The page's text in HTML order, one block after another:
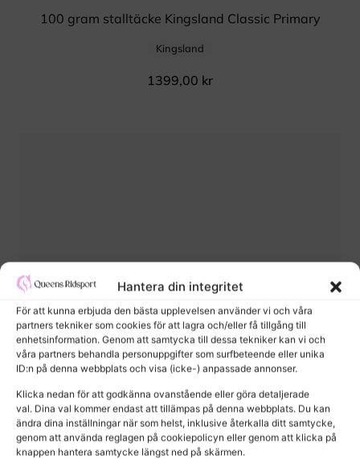
Hantera din integritet
För att kunna erbjuda den bästa upplevelsen använder vi och våra
partners tekniker som cookies för att lagra och/eller få tillgång till
enhetsinformation. Genom att samtycka till dessa tekniker kan vi och
våra partners behandla personuppgifter som surfbeteende eller unika
ID:n på denna webbplats och visa (icke-) anpassade annonser.
Klicka nedan för att godkänna ovanstående eller göra detaljerade
val. Dina val kommer endast att tillämpas på denna webbplats. Du kan
ändra dina inställningar när som helst, inklusive återkalla ditt samtycke,
genom att använda reglagen på cookiepolicyn eller genom att klicka på
knappen hantera samtycke längst ned på skärmen.
100 gram stalltäcke Kingsland Classic Primary
Kingsland
1399,00 kr
Bogskydd täcke